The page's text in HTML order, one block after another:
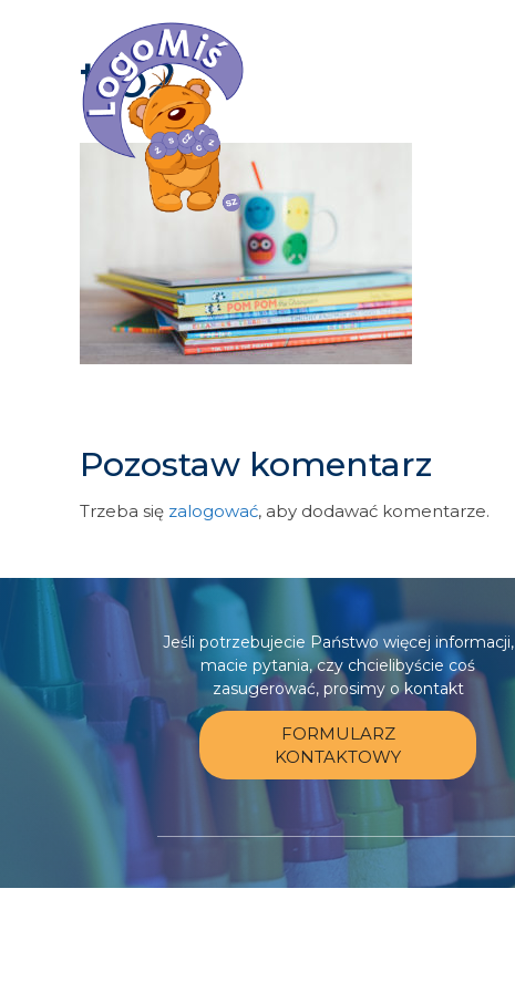
tło2
Pozostaw komentarz
Trzeba się zalogować, aby dodawać komentarze.
Jeśli potrzebujecie Państwo więcej informacji,
macie pytania, czy chcielibyście coś
zasugerować, prosimy o kontakt
FORMULARZ
KONTAKTOWY